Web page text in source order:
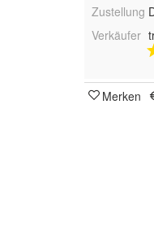
Zustellung
Verkäufer
Merken